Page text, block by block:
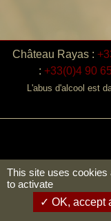
Château Rayas :
: +33(0)4 90
L'abus d'alcool est
This site uses cookies
to activate
OK, accept